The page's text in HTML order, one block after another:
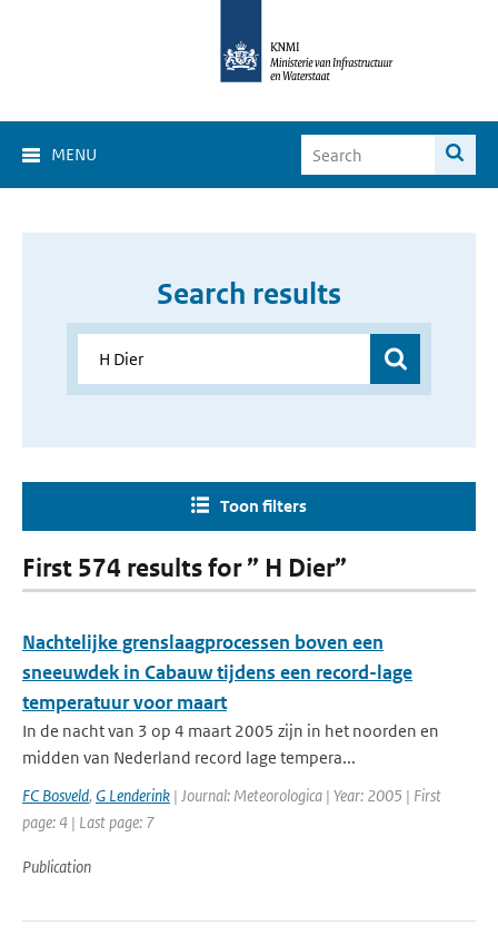
MENU
Search results
Toon filters
First 574 results for ” H Dier”
Nachtelijke grenslaagprocessen boven een
sneeuwdek in Cabauw tijdens een record-lage
temperatuur voor maart
In de nacht van 3 op 4 maart 2005 zijn in het noorden en
midden van Nederland record lage tempera...
FC Bosveld, G Lenderink | Journal: Meteorologica | Year: 2005 | First
page: 4 | Last page: 7
Publication